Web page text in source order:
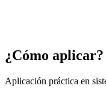
¿Cómo aplicar?
Aplicación práctica en